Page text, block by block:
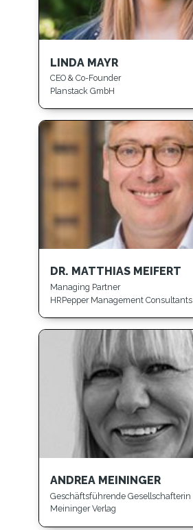
LINDA MAYR
CEO & Co-Founder
Planstack GmbH
DR. MATTHIAS MEIFERT
Managing Partner
HRPepper Management Consultants
ANDREA MEININGER
Geschäftsführende Gesellschafterin
Meininger Verlag